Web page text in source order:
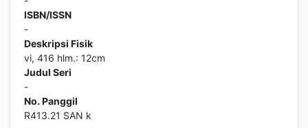
ISBN/ISSN
-
Deskripsi Fisik
vi, 416 hlm.: 12cm
Judul Seri
-
No. Panggil
R413.21 SAN k